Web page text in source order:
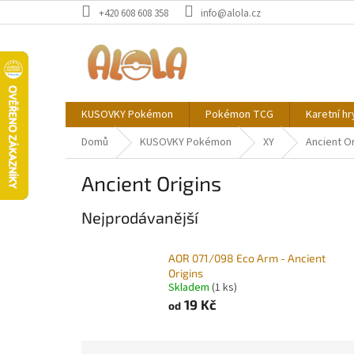
na
+420 608 608 358 info@alola.cz
KUSOVKY Pokémon Pokémon TCG Karetní
Domů
KUSOVKY Pokémon XY Ancient
Ancient Origins
Nejprodávanější
AOR 071/098 Eco Arm - Ancient
Origins
Skladem (1 ks)
od 19 Kč